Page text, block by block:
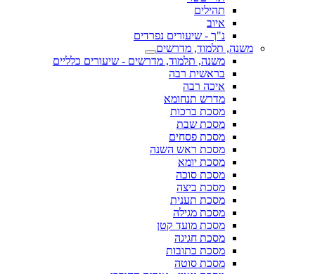
תהילים
איוב
נ"ך - שיעורים נפרדים
משנה, תלמוד, מדרשים
משנה, תלמוד, מדרשים - שיעורים כלליים
בראשית רבה
איכה רבה
מדרש תנחומא
מסכת ברכות
מסכת שבת
מסכת פסחים
מסכת ראש השנה
מסכת יומא
מסכת סוכה
מסכת ביצה
מסכת תענית
מסכת מגילה
מסכת מועד קטן
מסכת חגיגה
מסכת כתובות
מסכת סוטה